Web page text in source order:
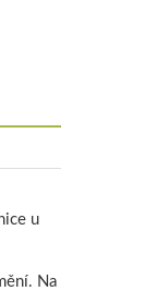
u
Na